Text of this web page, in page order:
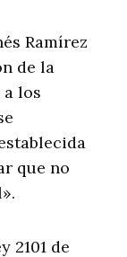
Ramírez
de la
los
que no
2101 de